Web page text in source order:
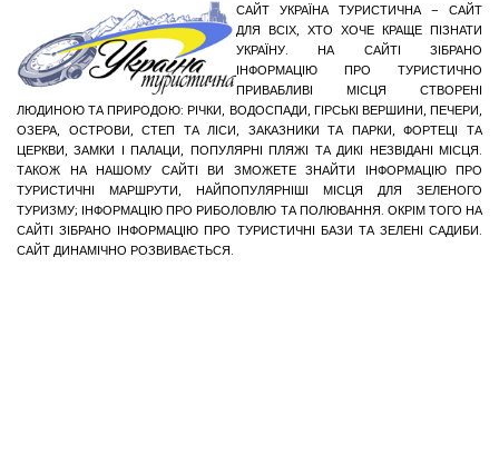
САЙТ УКРАЇНА ТУРИСТИЧНА – САЙТ
ДЛЯ ВСІХ, ХТО ХОЧЕ КРАЩЕ ПІЗНАТИ
УКРАЇНУ. НА САЙТІ ЗІБРАНО
ІНФОРМАЦІЮ ПРО ТУРИСТИЧНО
ПРИВАБЛИВІ МІСЦЯ СТВОРЕНІ
ЛЮДИНОЮ ТА ПРИРОДОЮ: РІЧКИ, ВОДОСПАДИ, ГІРСЬКІ ВЕРШИНИ, ПЕЧЕРИ,
ОЗЕРА, ОСТРОВИ, СТЕП ТА ЛІСИ, ЗАКАЗНИКИ ТА ПАРКИ, ФОРТЕЦІ ТА
ЦЕРКВИ, ЗАМКИ І ПАЛАЦИ, ПОПУЛЯРНІ ПЛЯЖІ ТА ДИКІ НЕЗВІДАНІ МІСЦЯ.
ТАКОЖ НА НАШОМУ САЙТІ ВИ ЗМОЖЕТЕ ЗНАЙТИ ІНФОРМАЦІЮ ПРО
ТУРИСТИЧНІ МАРШРУТИ, НАЙПОПУЛЯРНІШІ МІСЦЯ ДЛЯ ЗЕЛЕНОГО
ТУРИЗМУ; ІНФОРМАЦІЮ ПРО РИБОЛОВЛЮ ТА ПОЛЮВАННЯ. ОКРІМ ТОГО НА
САЙТІ ЗІБРАНО ІНФОРМАЦІЮ ПРО ТУРИСТИЧНІ БАЗИ ТА ЗЕЛЕНІ САДИБИ.
САЙТ ДИНАМІЧНО РОЗВИВАЄТЬСЯ.